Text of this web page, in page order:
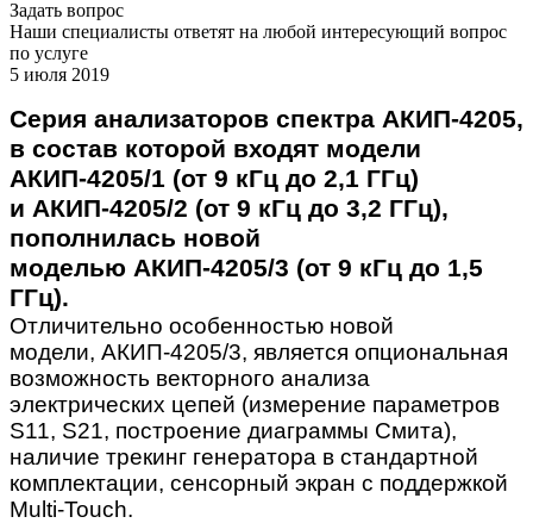
Задать вопрос
Наши специалисты ответят на любой интересующий вопрос
по услуге
5 июля 2019
Серия анализаторов спектра АКИП-4205,
в состав которой входят модели
АКИП-4205/1 (от 9 кГц до 2,1 ГГц)
и АКИП-4205/2 (от 9 кГц до 3,2 ГГц),
пополнилась новой
моделью АКИП-4205/3 (от 9 кГц до 1,5
ГГц).
Отличительно особенностью новой
модели, АКИП-4205/3, является опциональная
возможность векторного анализа
электрических цепей (измерение параметров
S11, S21, построение диаграммы Смита),
наличие трекинг генератора в стандартной
комплектации, сенсорный экран с поддержкой
Multi-Touch.